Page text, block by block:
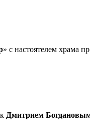
» с настоятелем храма
Дмитрием